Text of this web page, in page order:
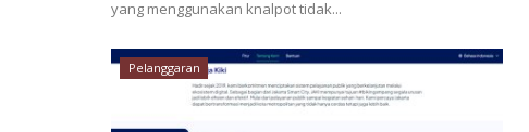
yang menggunakan knalpot tidak...
Pelanggaran